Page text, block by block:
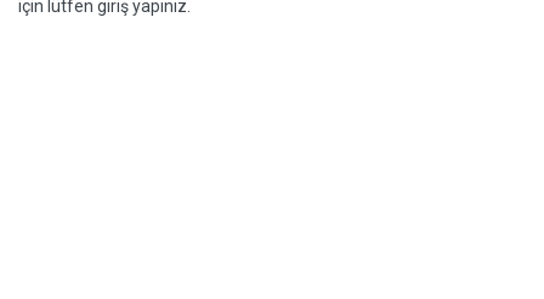
için lütfen giriş yapınız.